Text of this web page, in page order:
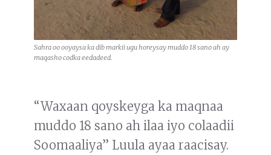
Sahra oo ooyaysa ka dib markii ugu horeysay muddo 18 sano ah ay
maqasho codka eedadeed.
“Waxaan qoyskeyga ka maqnaa
muddo 18 sano ah ilaa iyo colaadii
Soomaaliya” Luula ayaa raacisay.